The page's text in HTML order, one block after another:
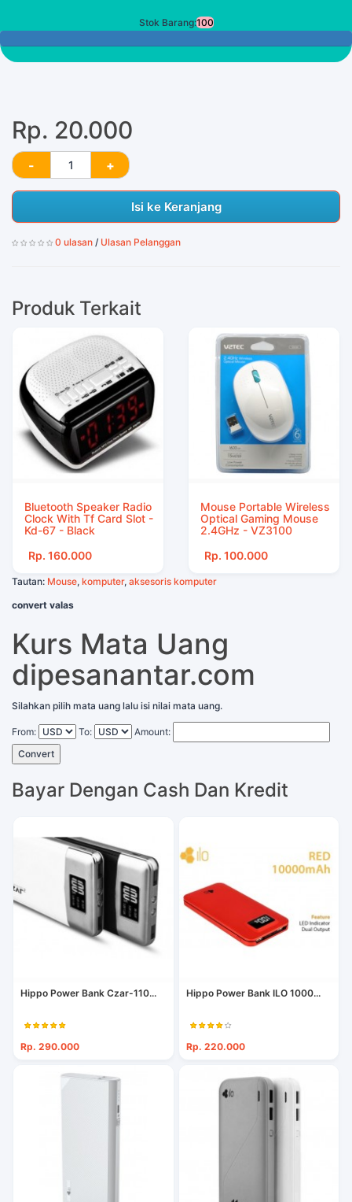
Stok Barang:100
Rp. 20.000
Isi ke Keranjang
0 ulasan / Ulasan Pelanggan
Produk Terkait
Bluetooth Speaker Radio
Clock With Tf Card Slot -
Kd-67 - Black
Rp. 160.000
Mouse Portable Wireless
Optical Gaming Mouse
2.4GHz - VZ3100
Rp. 100.000
Tautan: Mouse, komputer, aksesoris komputer
convert valas
Kurs Mata Uang
dipesanantar.com
Silahkan pilih mata uang lalu isi nilai mata uang.
From: To:
Amount:
Convert
Bayar Dengan Cash Dan Kredit
Hippo Power Bank Czar-110...
Rp. 290.000
Hippo Power Bank ILO 1000...
Rp. 220.000